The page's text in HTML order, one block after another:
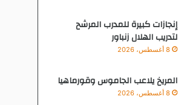
إنجازات كبيرة للمدرب المرشح
لتدريب الهلال زنباور
8 أغسطس، 2026
المريخ يلاعب الجاموس وقورماهيا
8 أغسطس، 2026